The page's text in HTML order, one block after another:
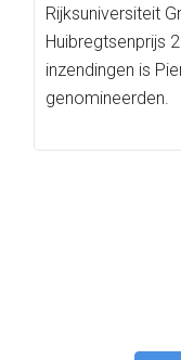
Rijksuniversiteit
Huibregtsenprijs
inzendingen is
genomineerden.